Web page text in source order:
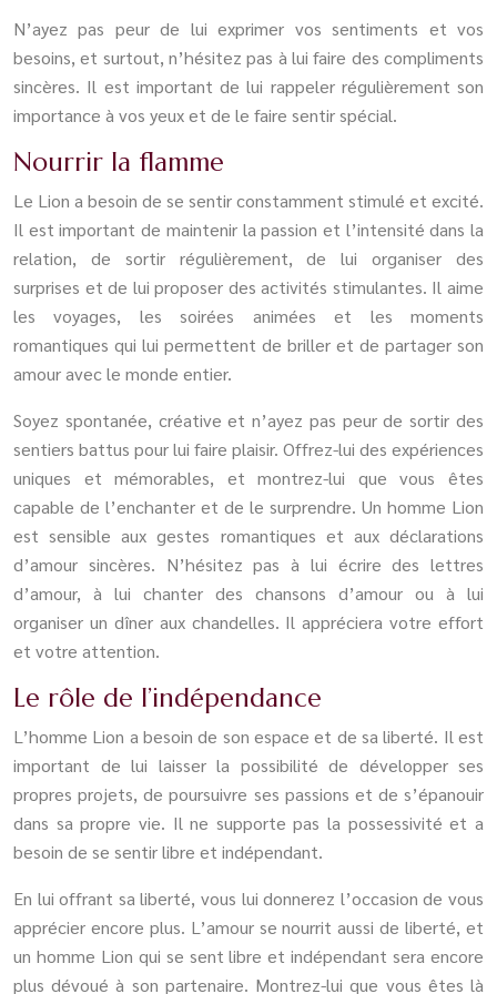
N’ayez pas peur de lui exprimer vos sentiments et vos
besoins, et surtout, n’hésitez pas à lui faire des compliments
sincères. Il est important de lui rappeler régulièrement son
importance à vos yeux et de le faire sentir spécial.
Nourrir la flamme
Le Lion a besoin de se sentir constamment stimulé et excité.
Il est important de maintenir la passion et l’intensité dans la
relation, de sortir régulièrement, de lui organiser des
surprises et de lui proposer des activités stimulantes. Il aime
les voyages, les soirées animées et les moments
romantiques qui lui permettent de briller et de partager son
amour avec le monde entier.
Soyez spontanée, créative et n’ayez pas peur de sortir des
sentiers battus pour lui faire plaisir. Offrez-lui des expériences
uniques et mémorables, et montrez-lui que vous êtes
capable de l’enchanter et de le surprendre. Un homme Lion
est sensible aux gestes romantiques et aux déclarations
d’amour sincères. N’hésitez pas à lui écrire des lettres
d’amour, à lui chanter des chansons d’amour ou à lui
organiser un dîner aux chandelles. Il appréciera votre effort
et votre attention.
Le rôle de l’indépendance
L’homme Lion a besoin de son espace et de sa liberté. Il est
important de lui laisser la possibilité de développer ses
propres projets, de poursuivre ses passions et de s’épanouir
dans sa propre vie. Il ne supporte pas la possessivité et a
besoin de se sentir libre et indépendant.
En lui offrant sa liberté, vous lui donnerez l’occasion de vous
apprécier encore plus. L’amour se nourrit aussi de liberté, et
un homme Lion qui se sent libre et indépendant sera encore
plus dévoué à son partenaire. Montrez-lui que vous êtes là